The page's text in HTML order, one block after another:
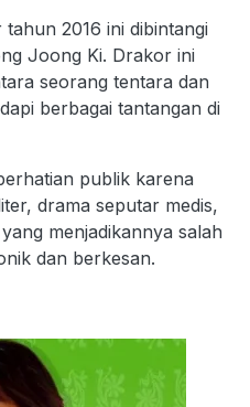
2016 ini dibintangi
Joong Ki. Drakor ini
seorang tentara dan
berbagai tantangan di
publik karena
drama seputar medis,
menjadikannya salah
dan berkesan.